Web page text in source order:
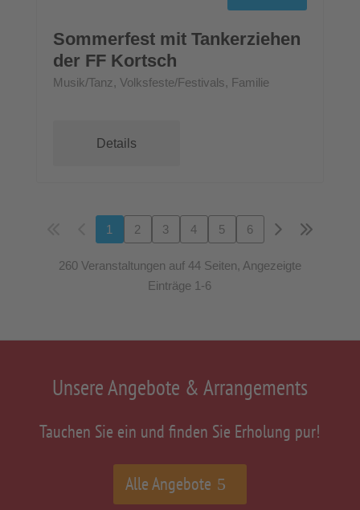
Sommerfest mit Tankerziehen
der FF Kortsch
Musik/Tanz, Volksfeste/Festivals, Familie
Details
1 2 3 4 5 6
260 Veranstaltungen auf 44 Seiten, Angezeigte
Einträge 1-6
UnsereAngebote & Arrangements
Tauchen Sie ein und finden Sie Erholung pur!
Alle Angebote